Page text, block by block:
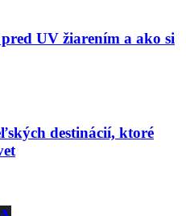
UV žiarením a ako si
destinácií, ktoré